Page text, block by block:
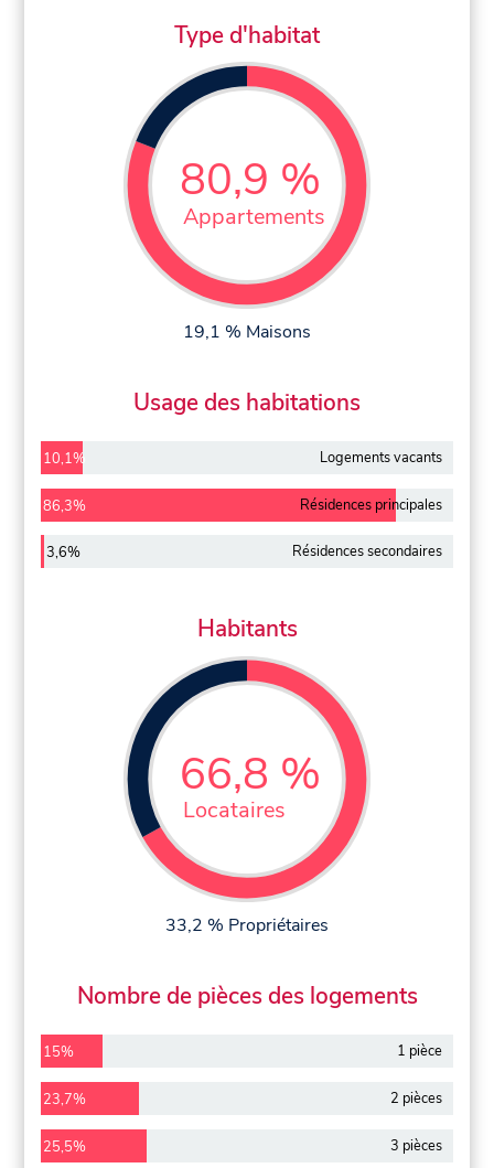
Type d'habitat
80,9 %
Appartements
19,1 % Maisons
Usage des habitations
10,1% Logements vacants
86,3% Résidences principales
3,6% Résidences secondaires
Habitants
66,8 %
Locataires
33,2 % Propriétaires
Nombre de pièces des logements
15% 1 pièce
23,7% 2 pièces
25,5% 3 pièces